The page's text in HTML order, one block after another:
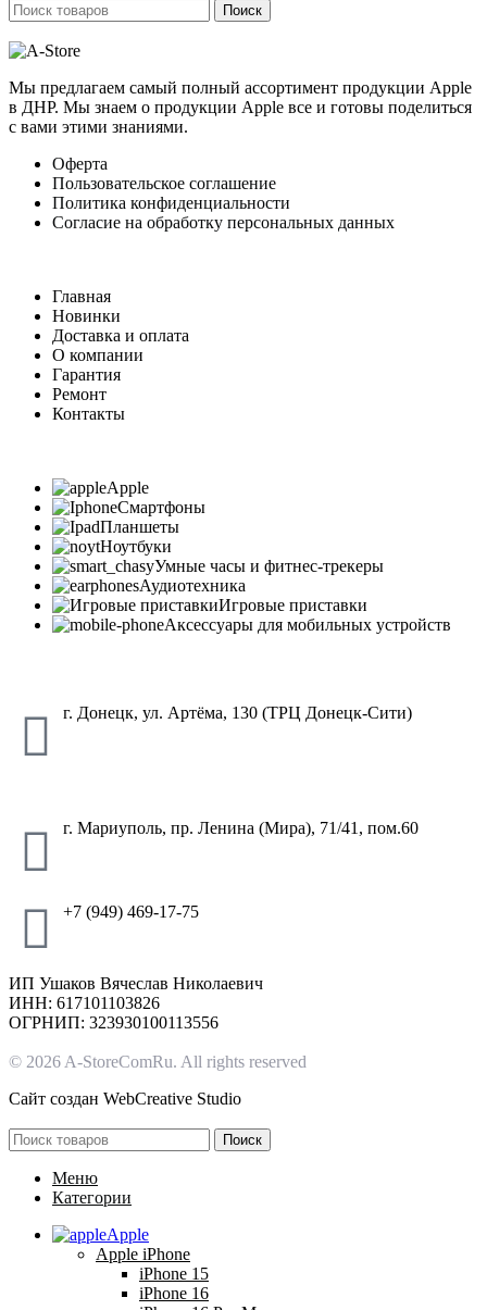
Поиск
Мы предлагаем самый полный ассортимент продукции Apple
в ДНР. Мы знаем о продукции Apple все и готовы поделиться
с вами этими знаниями.
Оферта
Пользовательское соглашение
Политика конфиденциальности
Согласие на обработку персональных данных
Главная
Новинки
Доставка и оплата
О компании
Гарантия
Ремонт
Контакты
Apple
Смартфоны
Планшеты
Ноутбуки
Умные часы и фитнес-трекеры
Аудиотехника
Игровые приставки
Аксессуары для мобильных устройств
г. Донецк, ул. Артёма, 130 (ТРЦ Донецк-Сити)
г. Мариуполь, пр. Ленина (Мира), 71/41, пом.60
+7 (949) 469-17-75
ИП Ушаков Вячеслав Николаевич
ИНН: 617101103826
ОГРНИП: 323930100113556
© 2026 A-StoreComRu. All rights reserved
Сайт создан WebCreative Studio
Поиск
Меню
Категории
Apple
Apple iPhone
iPhone 15
iPhone 16